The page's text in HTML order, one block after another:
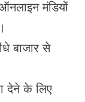
मंडियों
बाजार से
देने के लिए